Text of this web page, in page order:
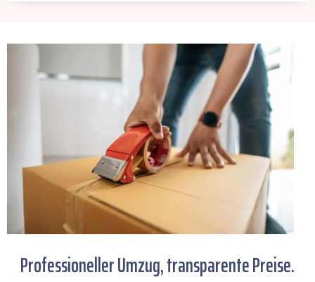
Professioneller Umzug, transparente Preise.